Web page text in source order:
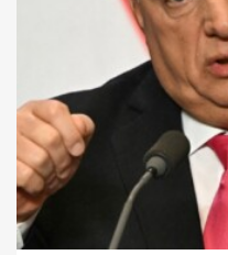
Kiderült,